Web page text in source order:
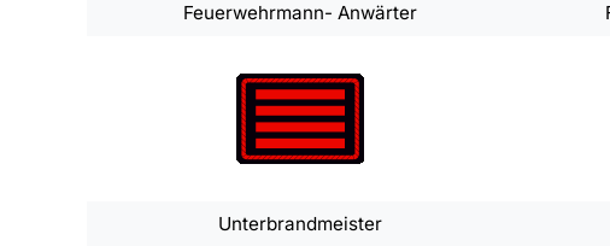
Feuerwehrmann- Anwärter
Unterbrandmeister